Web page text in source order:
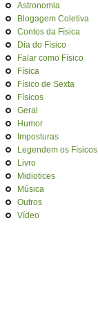
Astronomia
Blogagem Coletiva
Contos da Física
Dia do Físico
Falar como Físico
Física
Físico de Sexta
Físicos
Geral
Humor
Imposturas
Legendem os Físicos
Livro
Midiotices
Música
Outros
Vídeo